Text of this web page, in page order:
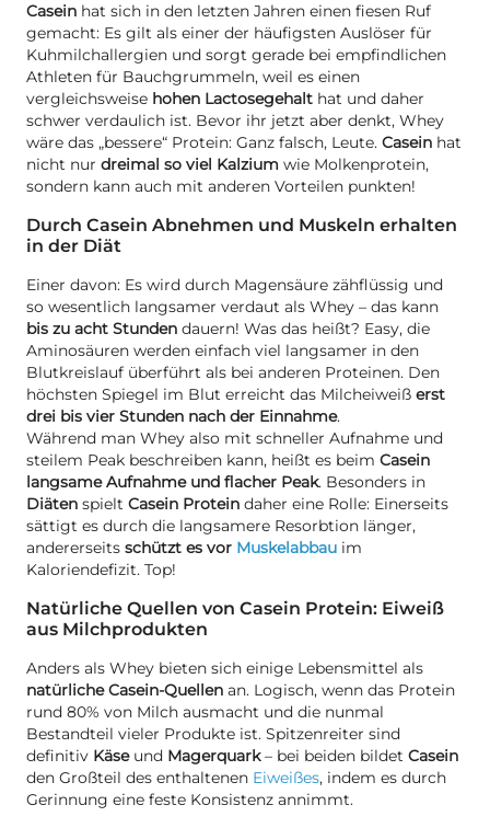
Casein hat sich in den letzten Jahren einen fiesen Ruf
gemacht: Es gilt als einer der häufigsten Auslöser für
Kuhmilchallergien und sorgt gerade bei empfindlichen
Athleten für Bauchgrummeln, weil es einen
vergleichsweise hohen Lactosegehalt hat und daher
schwer verdaulich ist. Bevor ihr jetzt aber denkt, Whey
wäre das „bessere“ Protein: Ganz falsch, Leute. Casein hat
nicht nur dreimal so viel Kalzium wie Molkenprotein,
sondern kann auch mit anderen Vorteilen punkten!
Durch Casein Abnehmen und Muskeln erhalten
in der Diät
Einer davon: Es wird durch Magensäure zähflüssig und
so wesentlich langsamer verdaut als Whey – das kann
bis zu acht Stunden dauern! Was das heißt? Easy, die
Aminosäuren werden einfach viel langsamer in den
Blutkreislauf überführt als bei anderen Proteinen. Den
höchsten Spiegel im Blut erreicht das Milcheiweiß erst
drei bis vier Stunden nach der Einnahme.
Während man Whey also mit schneller Aufnahme und
steilem Peak beschreiben kann, heißt es beim Casein
langsame Aufnahme und flacher Peak. Besonders in
Diäten spielt Casein Protein daher eine Rolle: Einerseits
sättigt es durch die langsamere Resorbtion länger,
andererseits schützt es vor Muskelabbau im
Kaloriendefizit. Top!
Natürliche Quellen von Casein Protein: Eiweiß
aus Milchprodukten
Anders als Whey bieten sich einige Lebensmittel als
natürliche Casein-Quellen an. Logisch, wenn das Protein
rund 80% von Milch ausmacht und die nunmal
Bestandteil vieler Produkte ist. Spitzenreiter sind
definitiv Käseund Magerquark– bei beiden bildet Casein
den Großteil des enthaltenen Eiweißes, indem es durch
Gerinnung eine feste Konsistenz annimmt.